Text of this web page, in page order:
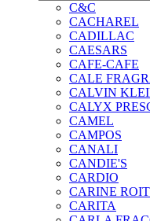
C&C
CACHAREL
CADILLAC
CAESARS
CAFE-CAFE
CALE
CALVIN
CALYX
CAMEL
CAMPOS
CANALI
CANDIE'S
CARDIO
CARINE
CARITA